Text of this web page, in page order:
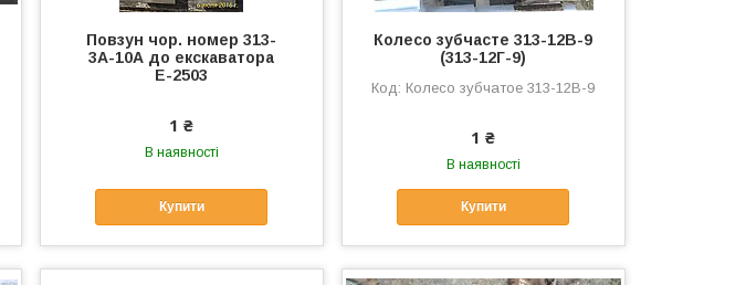
Повзун чор. номер 313-
3А-10А до екскаватора
Е-2503
1 ₴
В наявності
Купити
Колесо зубчасте 313-12В-9
(313-12Г-9)
Колесо зубчатое 313-12В-9
1 ₴
В наявності
Купити